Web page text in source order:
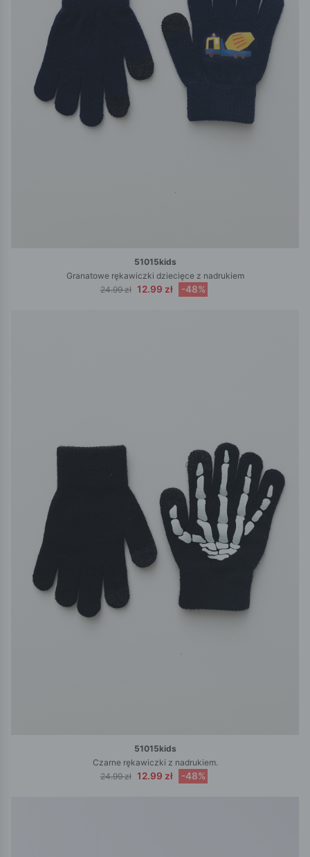
51015kids
Granatowe rękawiczki dziecięce z nadrukiem
24.99 zł 12.99 zł -48%
51015kids
Czarne rękawiczki z nadrukiem.
24.99 zł 12.99 zł -48%